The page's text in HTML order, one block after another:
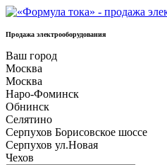
Продажа электрооборудования
Ваш город
Москва
Москва
Наро-Фоминск
Обнинск
Селятино
Серпухов Борисовское шоссе
Серпухов ул.Новая
Чехов